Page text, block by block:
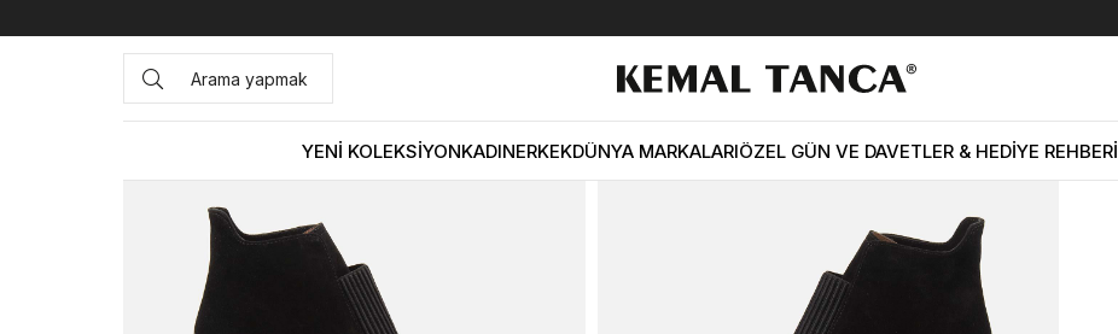
YENİ KOLEKSİYONKADINERKEKDÜNYA MARKALARIÖZEL GÜN VE DAVETLER & HEDİYE REHBERİ
Anasayfa KADIN BOT&ÇİZME Topuklu Bot Rouge Kadın Hakiki Deri Enjeksiyon Kösele Taban Siyah Süet Topuklu Bot